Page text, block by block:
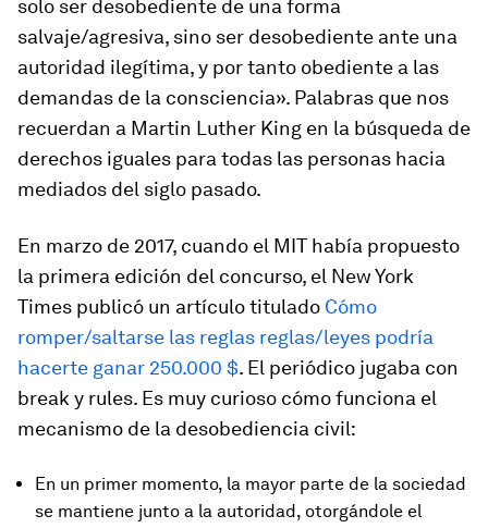
solo ser desobediente de una forma
salvaje/agresiva, sino ser desobediente ante una
autoridad ilegítima, y por tanto obediente a las
demandas de la consciencia». Palabras que nos
recuerdan a Martin Luther King en la búsqueda de
derechos iguales para todas las personas hacia
mediados del siglo pasado.
En marzo de 2017, cuando el MIT había propuesto
la primera edición del concurso, el New York
Times publicó un artículo titulado Cómo
romper/saltarse las reglas reglas/leyes podría
hacerte ganar 250.000 $. El periódico jugaba con
break y rules. Es muy curioso cómo funciona el
mecanismo de la desobediencia civil:
En un primer momento, la mayor parte de la sociedad
se mantiene junto a la autoridad, otorgándole el